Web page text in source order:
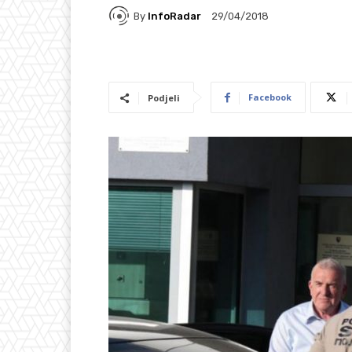
By InfoRadar 29/04/2018
Podjeli Facebook